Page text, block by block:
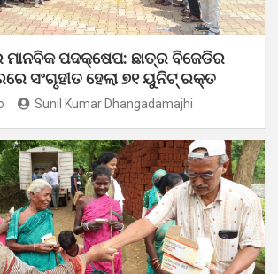
ମାନବିକ ପଦକ୍ଷେପ: ଛାତ୍ର ବିଜେଡିର
ସଂଗୃହୀତ ହେଲା ୭୧ ୟୁନିଟ୍ ରକ୍ତ
Sunil Kumar Dhangadamajhi